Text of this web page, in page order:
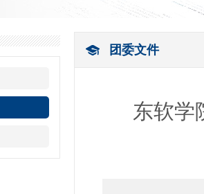
团委文件
东软学